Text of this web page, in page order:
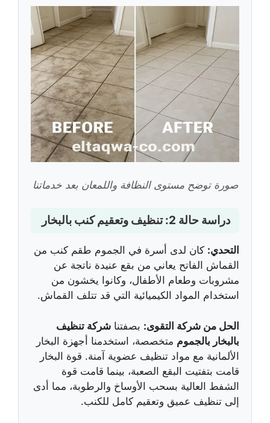
صورة توضح مستوى النظافة واللمعان بعد خدماتنا
دراسة حالة 2: تنظيف وتعقيم كنب بالبخار
التحدي: كان لدى أسرة في الجموم طقم كنب من
القماش الفاتح يعاني من بقع عنيدة ناتجة عن
مشروبات وطعام الأطفال، وكانوا يخشون من
استخدام المواد الكيميائية التي قد تتلف القماش.
الحل من شركة التقوى: بصفتنا شركة تنظيف
بالبخار بالجموم متخصصة، استخدمنا أجهزة البخار
الألمانية مع مواد تنظيف عضوية آمنة. قوة البخار
قامت بتفتيت البقع الصعبة، بينما قامت قوة
الشفط العالية بسحب الأوساخ والرطوبة، مما أدى
إلى تنظيف عميق وتعقيم كامل للكنب.